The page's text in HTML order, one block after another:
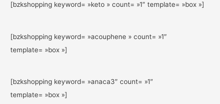
[bzkshopping keyword= »keto » count= »1″ template= »box »]
[bzkshopping keyword= »acouphene » count= »1″
template= »box »]
[bzkshopping keyword= »anaca3″ count= »1″
template= »box »]